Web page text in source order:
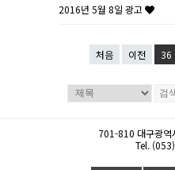
2016년 5월 8일 광고
처음 이전 36
701-810 대구광역
Tel.